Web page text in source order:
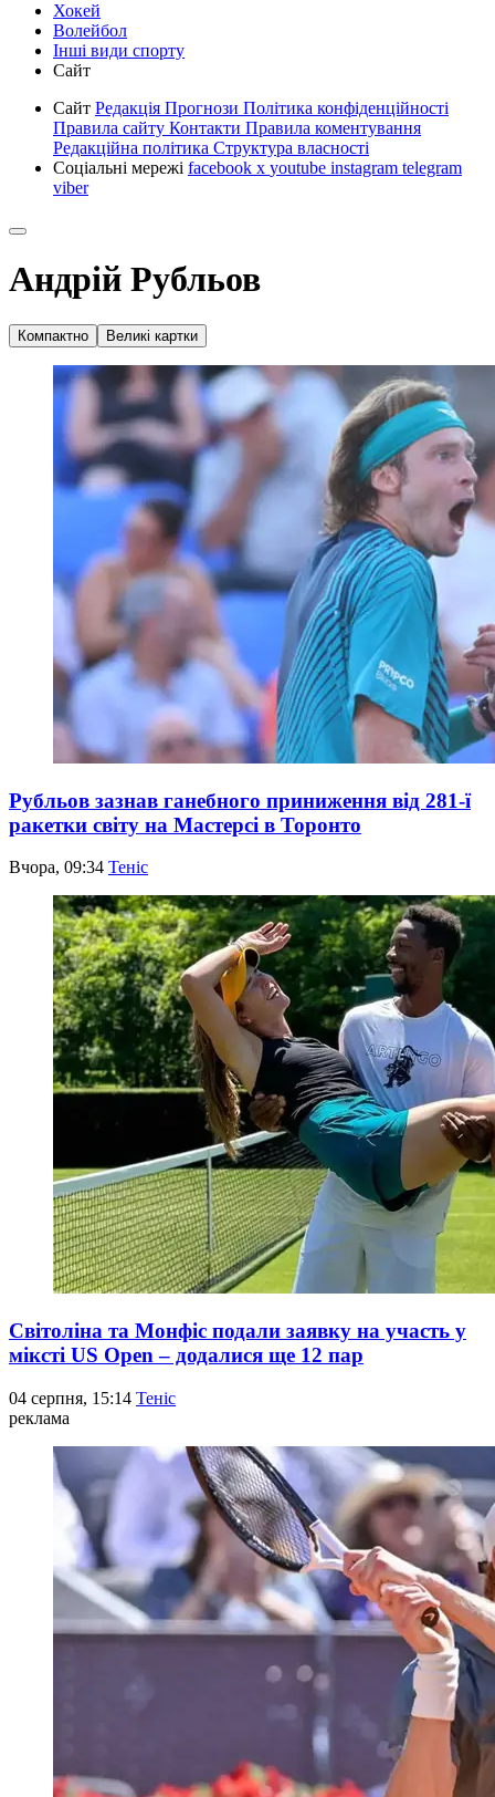
Хокей
Волейбол
Інші види спорту
Сайт
Сайт Редакція Прогнози Політика конфіденційності
Правила сайту Контакти Правила коментування
Редакційна політика Структура власності
Соціальні мережі facebook x youtube instagram telegram
viber
Андрій Рубльов
Компактно Великі картки
Рубльов зазнав ганебного приниження від 281-ї
ракетки світу на Мастерсі в Торонто
Вчора, 09:34 Теніс
Світоліна та Монфіс подали заявку на участь у
міксті US Open – додалися ще 12 пар
04 серпня, 15:14 Теніс
реклама